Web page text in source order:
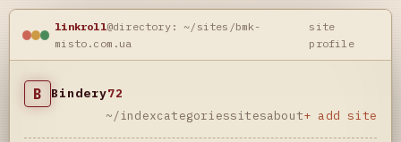
linkroll@directory: ~/sites/bmk-
misto.com.ua
site
profile
B Bindery72
~/indexcategoriessitesabout+ add site